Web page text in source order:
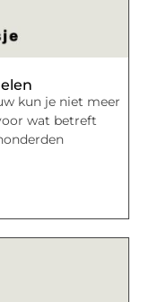
kun je niet meer
wat betreft